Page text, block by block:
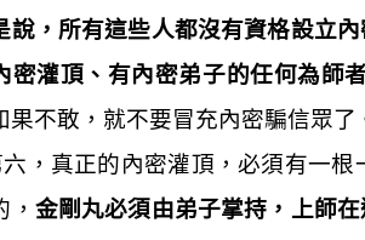
說，所有這些人都沒有資格設立
密灌頂、有內密弟子的任何為師
果不敢，就不要冒充內密騙信眾了
六，真正的內密灌頂，必須有一
， 金剛丸必須由弟子掌持，上師